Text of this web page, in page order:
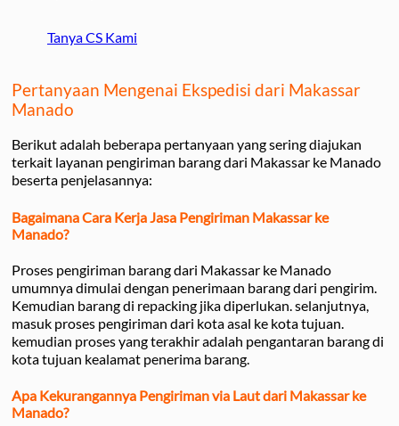
Tanya CS Kami
Pertanyaan Mengenai Ekspedisi dari Makassar
Manado
Berikut adalah beberapa pertanyaan yang sering diajukan
terkait layanan pengiriman barang dari Makassar ke Manado
beserta penjelasannya:
Bagaimana Cara Kerja Jasa Pengiriman Makassar ke
Manado?
Proses pengiriman barang dari Makassar ke Manado
umumnya dimulai dengan penerimaan barang dari pengirim.
Kemudian barang di repacking jika diperlukan. selanjutnya,
masuk proses pengiriman dari kota asal ke kota tujuan.
kemudian proses yang terakhir adalah pengantaran barang di
kota tujuan kealamat penerima barang.
Apa Kekurangannya Pengiriman via Laut dari Makassar ke
Manado?